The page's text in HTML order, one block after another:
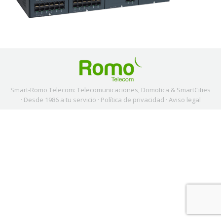
Smart-Romo Telecom: Telecomunicaciones, Domotica & SmartCities
· Desde 1986 a tu servicio · Política de privacidad · Aviso legal